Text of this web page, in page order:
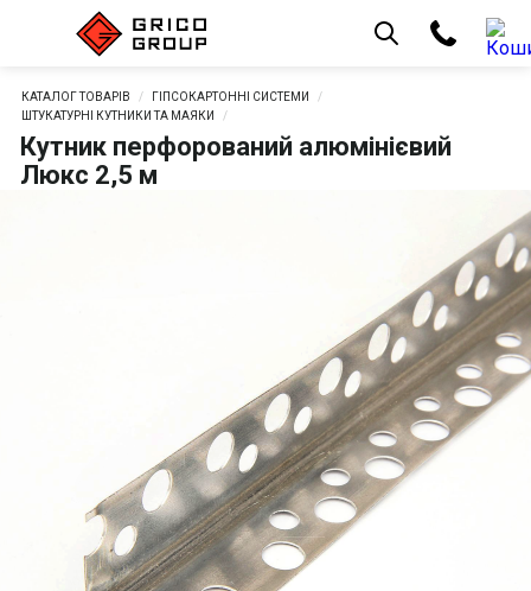
КАТАЛОГ ТОВАРІВ
ГІПСОКАРТОННІ СИСТЕМИ
ШТУКАТУРНІ КУТНИКИ ТА МАЯКИ
Кутник перфорований алюмінієвий
Люкс 2,5 м